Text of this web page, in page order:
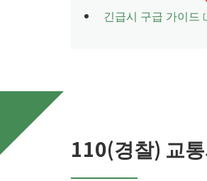
긴급시 구급 가이드
110(경찰) 교